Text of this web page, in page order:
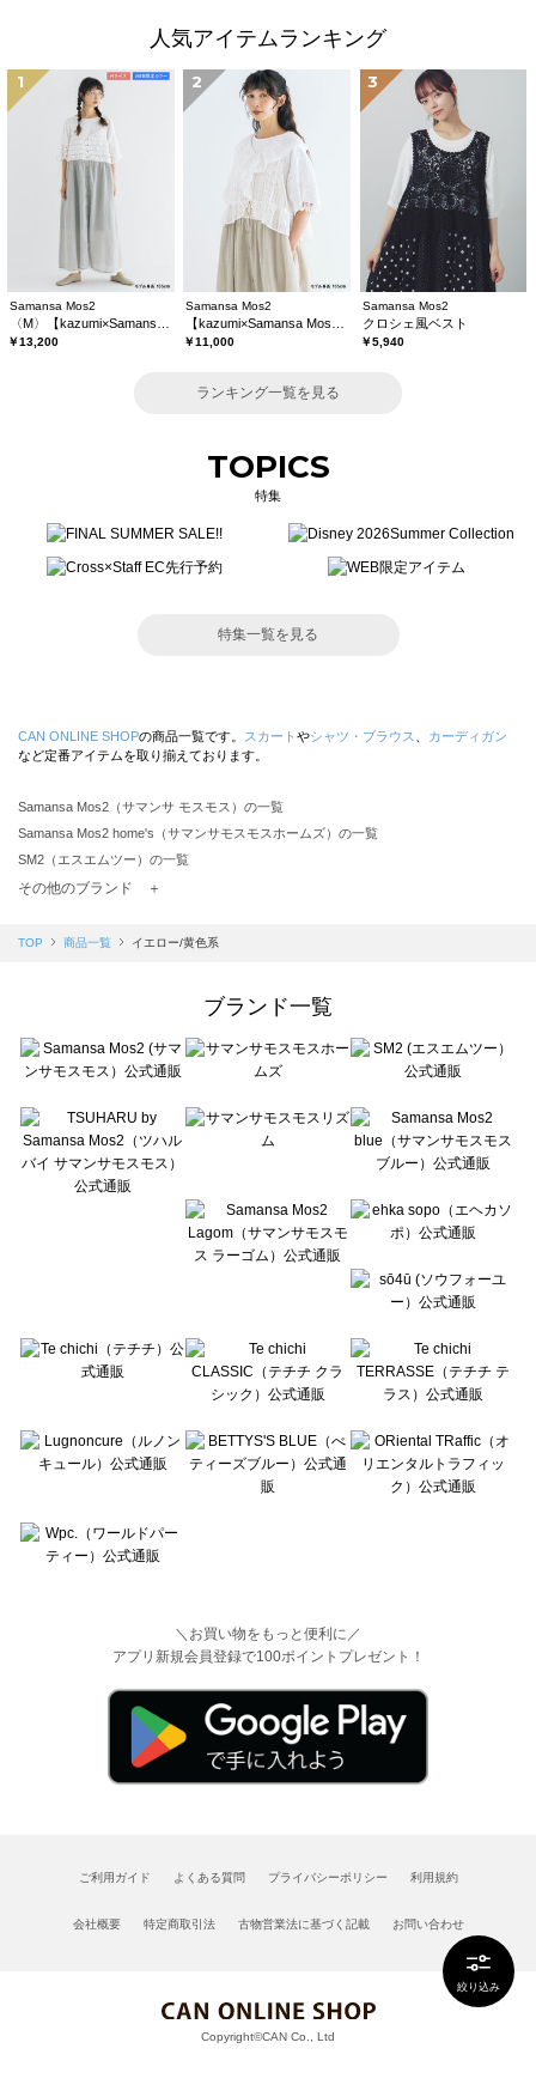
絞り込み
人気アイテムランキング
1
Samansa Mos2
￥13,200
2
Samansa Mos2
￥11,000
3
Samansa Mos2
クロシェ風ベスト
￥5,940
ランキング一覧を見る
TOPICS
特集
特集一覧を見る
CAN ONLINE SHOPの商品一覧です。 スカート やシャツ・ブラウス
カーディガン
など定番アイテムを取り揃えております。
Samansa Mos2（サマンサ モスモス）の一覧
Samansa Mos2 home's（サマンサモスモスホームズ）の一覧
SM2（エスエムツー）の一覧
TSUHARU by Samansa Mos2（ツハルバイサマンサモスモス）の一覧
Samansa Mos2 blue（サマンサモスモス ブルー）の一覧
Te chichi（テチチ）の一覧
Te chichi CLASSIC（テチチ クラシック）の一覧
Lugnoncure（ルノンキュール）の一覧
BETTY'S BLUE（べティーズブルー）の一覧
Wpc.（ワールドパーティー）の一覧
その他のブランド ＋
TOP 商品一覧 イエロー/黄色系
ブランド一覧
＼お買い物をもっと便利に／
アプリ新規会員登録で100ポイントプレゼント！
ご利用ガイド よくある質問 プライバシーポリシー 利用規約
会社概要 特定商取引法 古物営業法に基づく記載 お問い合わせ
Copyright©CAN Co., Ltd